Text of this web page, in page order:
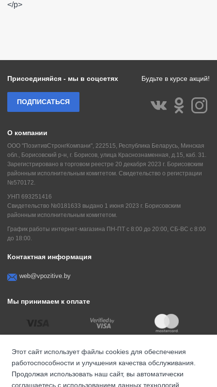
</p>
Мы принимаем к оплате
Контактная информация
web@vpozitive.by
О компании
ООО "ПозитивСтронгКомпани", 222515, Республика Беларусь, Минская
обл., Борисовский р-н, г. Борисов, улица Краснознаменная, д.15, каб. 31.
Зарегистрировано в торговом реестре 20 декабря 2023 г. Борисовским
районным исполнительным комитетом. Свидетельство о регистрации
№570172.
УНП 693251416
Свидетельство №0181633 выдано 1 июня 2023 г. Борисовским
районным исполнительным комитетом.
График работы интернет-магазина ПН-ПТ с 8:00 до 20:00, СБ-ВС с 8:00
до 18:00.
Присоединяйся - мы в соцсетях Будьте в курсе акций!
ПОДПИСАТЬСЯ
Этот сайт использует файлы cookies для обеспечения
работоспособности и улучшения качества обслуживания.
Продолжая использовать наш сайт, вы автоматически
соглашаетесь с использованием данных технологий.